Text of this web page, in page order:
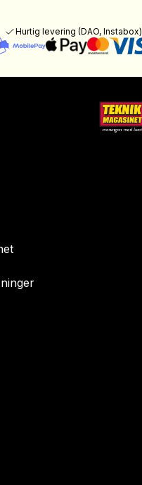
Hurtig levering (DAO, Instabox)